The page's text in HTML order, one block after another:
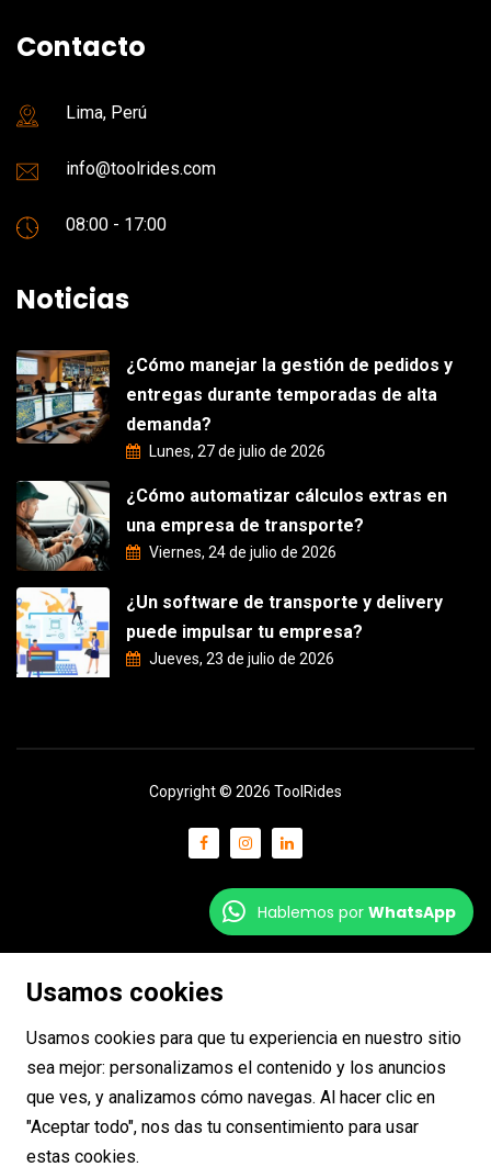
Contacto
Lima, Perú
info@toolrides.com
08:00 - 17:00
Noticias
¿Cómo manejar la gestión de pedidos y
entregas durante temporadas de alta
demanda?
Lunes, 27 de julio de 2026
¿Cómo automatizar cálculos extras en
una empresa de transporte?
Viernes, 24 de julio de 2026
¿Un software de transporte y delivery
puede impulsar tu empresa?
Jueves, 23 de julio de 2026
Copyright © 2026 ToolRides
Hablemos por WhatsApp
Usamos cookies
Usamos cookies para que tu experiencia en nuestro sitio
sea mejor: personalizamos el contenido y los anuncios
que ves, y analizamos cómo navegas. Al hacer clic en
"Aceptar todo", nos das tu consentimiento para usar
estas cookies.